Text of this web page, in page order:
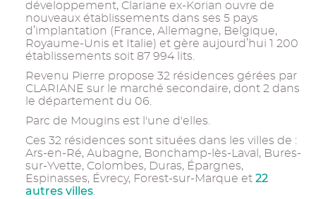
développement, Clariane ex-Korian ouvre de
nouveaux établissements dans ses 5 pays
d’implantation (France, Allemagne, Belgique,
Royaume-Unis et Italie) et gère aujourd’hui 1 200
établissements soit 87 994 lits.
Revenu Pierre propose 32 résidences gérées par
CLARIANE sur le marché secondaire, dont 2 dans
le département du 06.
Parc de Mougins est l'une d'elles.
Ces 32 résidences sont situées dans les villes de :
Ars-en-Ré, Aubagne, Bonchamp-lès-Laval, Bures-
sur-Yvette, Colombes, Duras, Épargnes,
Espinasses, Évrecy, Forest-sur-Marque et 22
autres villes.